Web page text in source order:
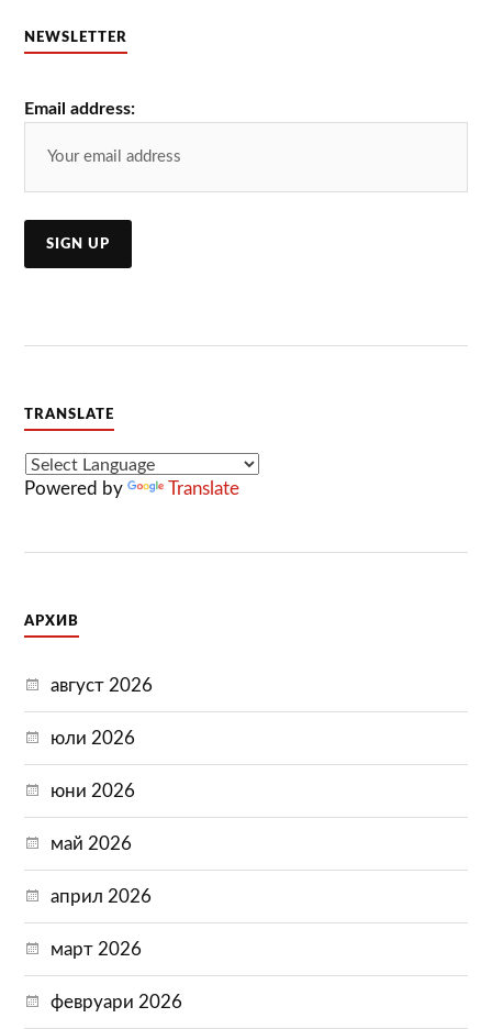
NEWSLETTER
Email address:
TRANSLATE
Powered by Translate
АРХИВ
август 2026
юли 2026
юни 2026
май 2026
април 2026
март 2026
февруари 2026